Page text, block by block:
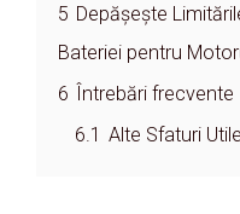
5 Depășește
Bateriei pentru
6
Întrebări frecvente
6.1 Alte Sfaturi